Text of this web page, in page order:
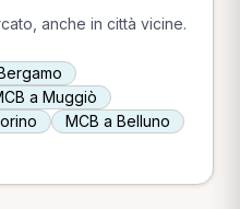
anche in città vicine.
a Muggiò
MCB a Belluno